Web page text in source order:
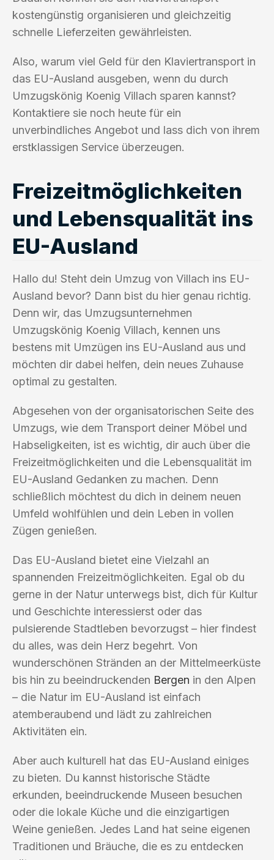
kostengünstig organisieren und gleichzeitig
schnelle Lieferzeiten gewährleisten.
Also, warum viel Geld für den Klaviertransport in
das EU-Ausland ausgeben, wenn du durch
Umzugskönig Koenig Villach sparen kannst?
Kontaktiere sie noch heute für ein
unverbindliches Angebot und lass dich von ihrem
erstklassigen Service überzeugen.
Freizeitmöglichkeiten
und Lebensqualität ins
EU-Ausland
Hallo du! Steht dein Umzug von Villach ins EU-
Ausland bevor? Dann bist du hier genau richtig.
Denn wir, das Umzugsunternehmen
Umzugskönig Koenig Villach, kennen uns
bestens mit Umzügen ins EU-Ausland aus und
möchten dir dabei helfen, dein neues Zuhause
optimal zu gestalten.
Abgesehen von der organisatorischen Seite des
Umzugs, wie dem Transport deiner Möbel und
Habseligkeiten, ist es wichtig, dir auch über die
Freizeitmöglichkeiten und die Lebensqualität im
EU-Ausland Gedanken zu machen. Denn
schließlich möchtest du dich in deinem neuen
Umfeld wohlfühlen und dein Leben in vollen
Zügen genießen.
Das EU-Ausland bietet eine Vielzahl an
spannenden Freizeitmöglichkeiten. Egal ob du
gerne in der Natur unterwegs bist, dich für Kultur
und Geschichte interessierst oder das
pulsierende Stadtleben bevorzugst – hier findest
du alles, was dein Herz begehrt. Von
wunderschönen Stränden an der Mittelmeerküste
bis hin zu beeindruckenden Bergen in den Alpen
– die Natur im EU-Ausland ist einfach
atemberaubend und lädt zu zahlreichen
Aktivitäten ein.
Aber auch kulturell hat das EU-Ausland einiges
zu bieten. Du kannst historische Städte
erkunden, beeindruckende Museen besuchen
oder die lokale Küche und die einzigartigen
Weine genießen. Jedes Land hat seine eigenen
Traditionen und Bräuche, die es zu entdecken